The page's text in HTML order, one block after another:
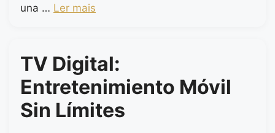
una … Ler mais
TV Digital:
Entretenimiento Móvil
Sin Límites